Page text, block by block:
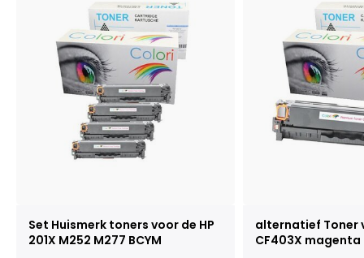
Set Huismerk toners voor de HP
201X M252 M277 BCYM
alternatief Toner
CF403X magenta